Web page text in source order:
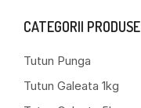
CATEGORII PRODUSE
Tutun Punga
Tutun Galeata 1kg